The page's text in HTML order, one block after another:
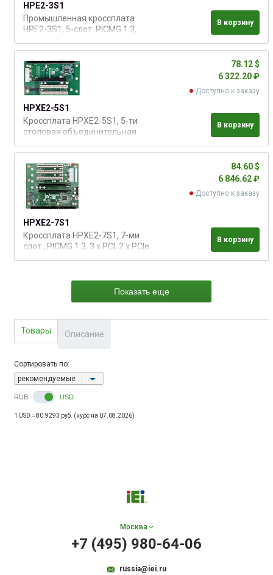
HPE2-3S1
Промышленная кроссплата
HPE2-3S1, 5-слот. PICMG 1.3,
PCIe x 4, RoHS
В корзину
HPXE2-5S1
Кроссплата HPXE2-5S1, 5-ти
столовая объединительная
x16
78.12 $
6 322.20 ₽
Доступно к заказу
В корзину
HPXE2-7S1
Кроссплата HPXE2-7S1, 7-ми
слот., PICMG 1.3, 3 x PCI, 2 x PCIe
84.60 $
6 846.62 ₽
Доступно к заказу
В корзину
Показать еще
Товары Описание
Сортировать по:
рекомендуемые
RUB USD
1 USD = 80.9293 руб. (курс на 07.08.2026)
Москва
+7 (495) 980-64-06
russia@iei.ru